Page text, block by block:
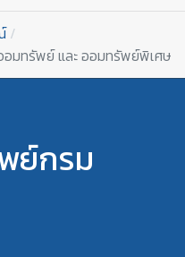
อมทรัพย์ และ ออมทรัพย์พิเศษ
ย์กรม